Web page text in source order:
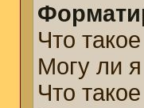
Что
Могу ли
Что